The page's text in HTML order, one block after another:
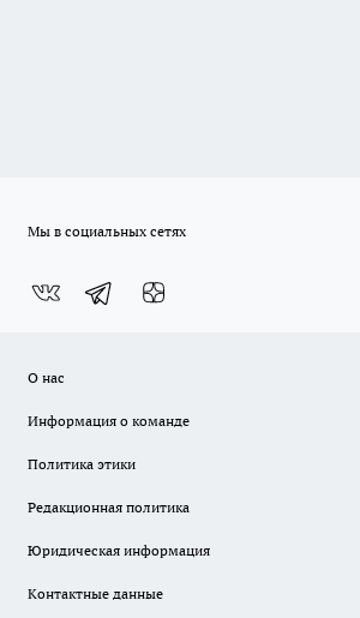
Мы в социальных сетях
О нас
Информация о команде
Политика этики
Редакционная политика
Юридическая информация
Контактные данные